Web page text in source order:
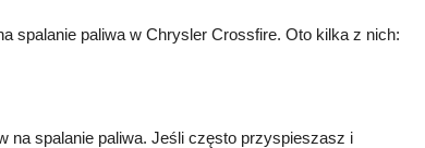
spalanie paliwa w Chrysler Crossfire. Oto kilka z nich:
na spalanie paliwa. Jeśli często przyspieszasz i